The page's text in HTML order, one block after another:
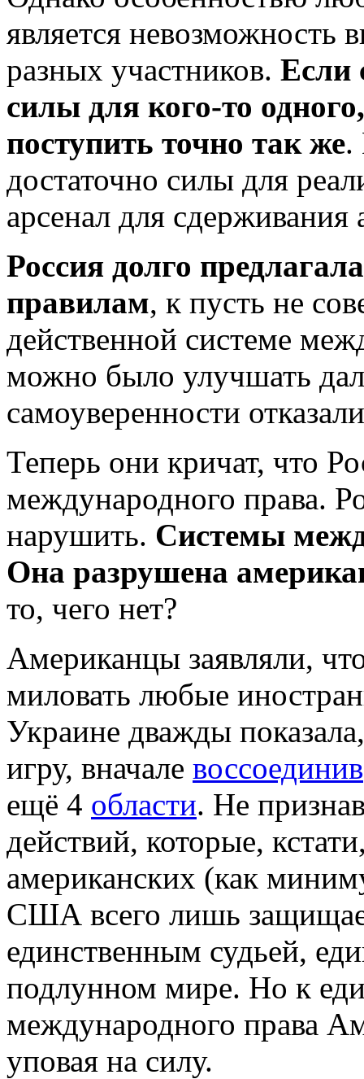
является невозможность
разных участников. Если
силы для кого-то
поступить точно так же.
достаточно силы для
арсенал для
Россия долго
правилам, к пусть не
действенной системе
можно было улучшать
самоуверенности
Теперь они кричат, что
международного права.
нарушить. Системы
Она разрушена
то, чего нет?
Американцы заявляли,
миловать любые
Украине дважды
игру, вначале воссоединив
ещё 4 области. Не
действий, которые,
американских (как
США всего лишь
единственным судьей,
подлунном мире. Но к
международного права
уповая на силу.